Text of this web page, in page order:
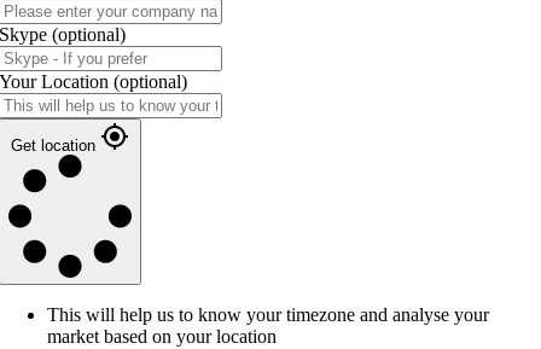
Skype (optional)
Your Location (optional)
Get location
This will help us to know your timezone and analyse your
market based on your location